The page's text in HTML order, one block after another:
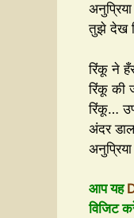
तुझे देख
रिंकू ने
रिंकू की
रिंकू…
अंदर
आप यह
विजिट